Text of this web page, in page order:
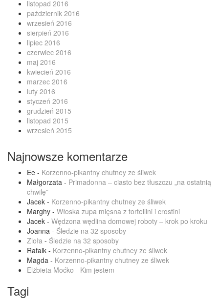
listopad 2016
październik 2016
wrzesień 2016
sierpień 2016
lipiec 2016
czerwiec 2016
maj 2016
kwiecień 2016
marzec 2016
luty 2016
styczeń 2016
grudzień 2015
listopad 2015
wrzesień 2015
Najnowsze komentarze
Ee - Korzenno-pikantny chutney ze śliwek
Małgorzata - Primadonna – ciasto bez tłuszczu „na ostatnią
chwilę”
Jacek - Korzenno-pikantny chutney ze śliwek
Marghy - Włoska zupa mięsna z tortellini i crostini
Jacek - Wędzona wędlina domowej roboty – krok po kroku
Joanna - Śledzie na 32 sposoby
Zioła - Śledzie na 32 sposoby
Rafalk - Korzenno-pikantny chutney ze śliwek
Magda - Korzenno-pikantny chutney ze śliwek
Elżbieta Moćko - Kim jestem
Tagi